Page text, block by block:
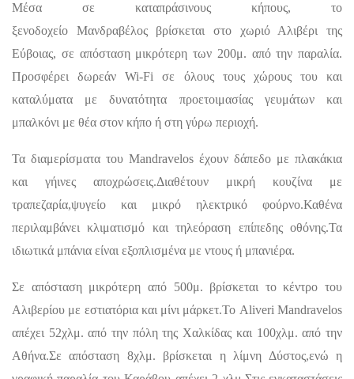
Μέσα σε καταπράσινους κήπους, το
ξενοδοχείο Μανδραβέλος βρίσκεται στο χωριό Αλιβέρι της
Εύβοιας, σε απόσταση μικρότερη των 200μ. από την παραλία.
Προσφέρει δωρεάν Wi-Fi σε όλους τους χώρους του και
καταλύματα με δυνατότητα προετοιμασίας γευμάτων και
μπαλκόνι με θέα στον κήπο ή στη γύρω περιοχή.
Τα διαμερίσματα του Mandravelos έχουν δάπεδο με πλακάκια
και γήινες αποχρώσεις.Διαθέτουν μικρή κουζίνα με
τραπεζαρία,ψυγείο και μικρό ηλεκτρικό φούρνο.Καθένα
περιλαμβάνει κλιματισμό και τηλεόραση επίπεδης οθόνης.Τα
ιδιωτικά μπάνια είναι εξοπλισμένα με ντους ή μπανιέρα.
Σε απόσταση μικρότερη από 500μ. βρίσκεται το κέντρο του
Αλιβερίου με εστιατόρια και μίνι μάρκετ.Το Aliveri Mandravelos
απέχει 52χλμ. από την πόλη της Χαλκίδας και 100χλμ. από την
Αθήνα.Σε απόσταση 8χλμ. βρίσκεται η λίμνη Δύστος,ενώ η